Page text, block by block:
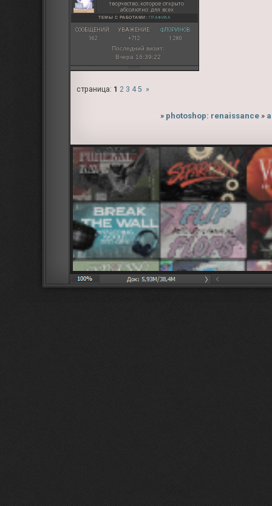
творчество, которое открыто
абсолютно для всех
ТЕМЫ С РАБОТАМИ: ГРАФИКА
СООБЩЕНИЙ:
162
УВАЖЕНИЕ:
+712
ФЛОРИНОВ:
1 280
Последний визит:
Вчера 16:39:22
страница: 1 2 3 4 5 »
» photoshop: renaissance »